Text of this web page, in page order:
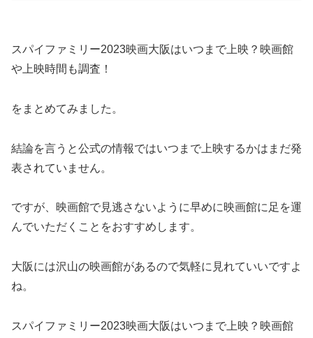
スパイファミリー2023映画大阪はいつまで上映？映画館
や上映時間も調査！
をまとめてみました。
結論を言うと公式の情報ではいつまで上映するかはまだ発
表されていません。
ですが、映画館で見逃さないように早めに映画館に足を運
んでいただくことをおすすめします。
大阪には沢山の映画館があるので気軽に見れていいですよ
ね。
スパイファミリー2023映画大阪はいつまで上映？映画館